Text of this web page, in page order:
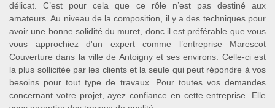
délicat. C’est pour cela que ce rôle n’est pas destiné aux
amateurs. Au niveau de la composition, il y a des techniques pour
avoir une bonne solidité du muret, donc il est préférable que vous
vous approchiez d'un expert comme l’entreprise Marescot
Couverture dans la ville de Antoigny et ses environs. Celle-ci est
la plus sollicitée par les clients et la seule qui peut répondre à vos
besoins pour tout type de travaux. Pour toutes vos demandes
concernant votre projet, ayez confiance en cette entreprise. Elle